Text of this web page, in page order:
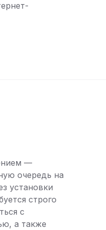
—
очередь на
установки
строго
с
а также